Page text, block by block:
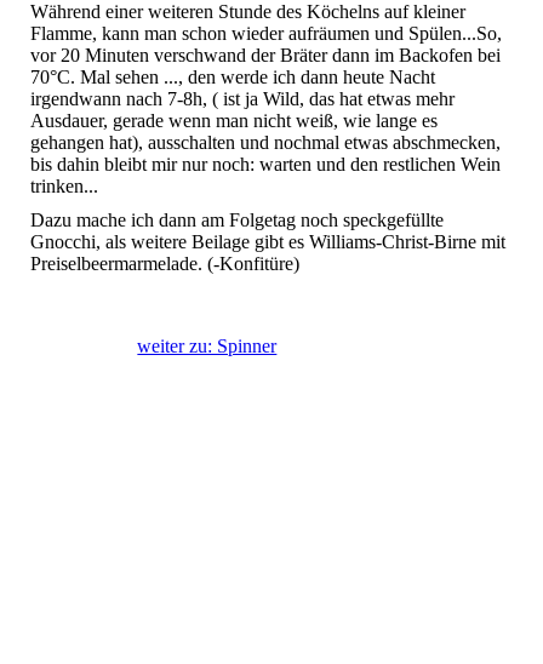
Während einer weiteren Stunde des Köchelns auf kleiner
Flamme, kann man schon wieder aufräumen und Spülen...So,
vor 20 Minuten verschwand der Bräter dann im Backofen bei
70°C. Mal sehen ..., den werde ich dann heute Nacht
irgendwann nach 7-8h, ( ist ja Wild, das hat etwas mehr
Ausdauer, gerade wenn man nicht weiß, wie lange es
gehangen hat), ausschalten und nochmal etwas abschmecken,
bis dahin bleibt mir nur noch: warten und den restlichen Wein
trinken...
Dazu mache ich dann am Folgetag noch speckgefüllte
Gnocchi, als weitere Beilage gibt es Williams-Christ-Birne mit
Preiselbeermarmelade. (-Konfitüre)
weiter zu: Spinner